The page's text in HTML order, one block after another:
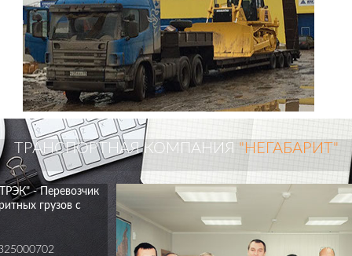
ТРАНСПОРТНАЯ КОМПАНИЯ "НЕГАБАРИТ"
- Перевозчик
грузов с